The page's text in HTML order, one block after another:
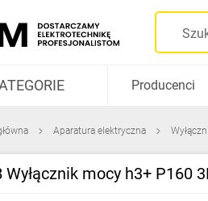
i obudowy
Producenci
Aparatura elektryczna
Wyłącznik mocy h3+ P160